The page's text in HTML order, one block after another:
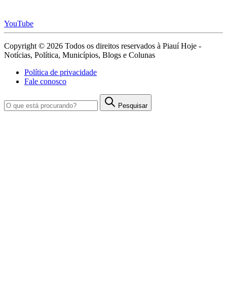
YouTube
Copyright © 2026 Todos os direitos reservados à Piauí Hoje -
Notícias, Política, Municípios, Blogs e Colunas
Política de privacidade
Fale conosco
Pesquisar